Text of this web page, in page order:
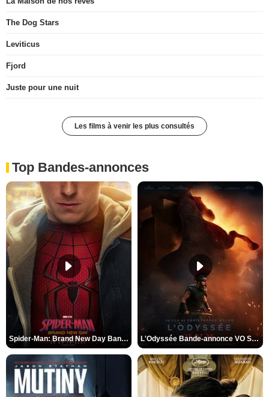
The Dog Stars
Leviticus
Fjord
Juste pour une nuit
Les films à venir les plus consultés
Top Bandes-annonces
Spider-Man: Brand New Day Bande-annonce VO STFR L'Odyssée Bande-annonce VO STFR